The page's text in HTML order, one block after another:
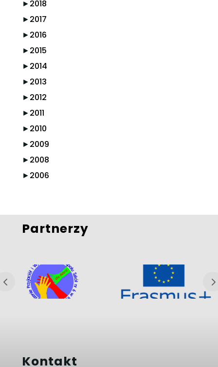
►2018
►2017
►2016
►2015
►2014
►2013
►2012
►2011
►2010
►2009
►2008
►2006
Partnerzy
Kontakt